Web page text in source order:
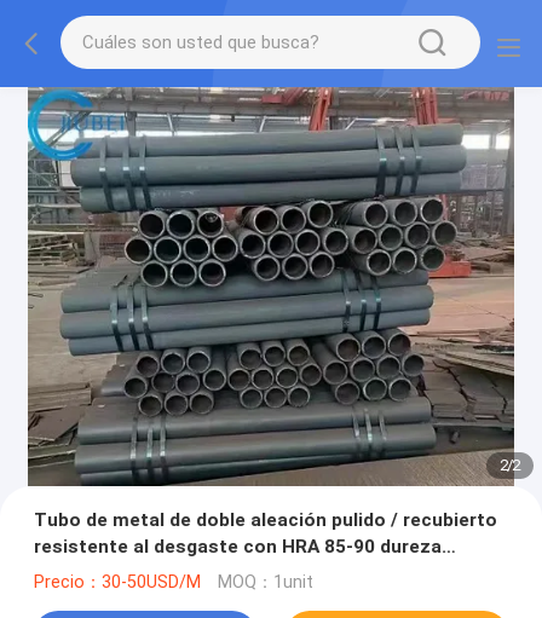
2/2
Tubo de metal de doble aleación pulido / recubierto
resistente al desgaste con HRA 85-90 dureza
resistencia a la corrosión
Precio：30-50USD/M MOQ：1unit